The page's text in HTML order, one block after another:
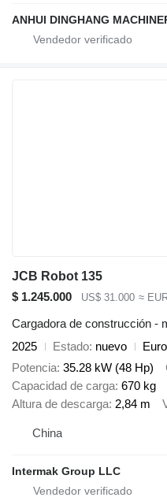
ANHUI DINGHANG
JCB Robot 135
$ 1.245.000
US$ 31.000 ≈
Cargadora de construcción -
2025
Estado nuevo
Potencia 35.28 kW (48 Hp)
Capacidad de carga 670 kg
Altura de descarga 2,84 m
China
Intermak Group LLC